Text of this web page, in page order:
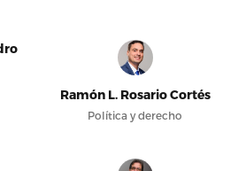
Ramón L. Rosario Cortés
Política y derecho